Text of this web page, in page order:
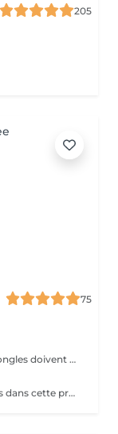
205
75
Ce service ne comporte pas de dépose, vos ongles doivent être nu pour ce service si vos ongles nécessite une dépose veuillez choisir la "Dépose ancienne pose" merci. Les décorations d'ongles ne sont pas incluses dans cette prestation et doivent être réservées séparément!
Les décorations d'ongles ne sont pas incluses dans cette prestation et doivent être réservées séparément!